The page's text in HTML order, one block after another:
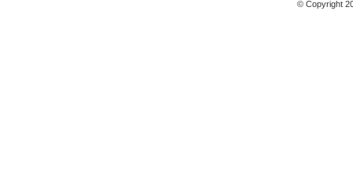
© Copyright